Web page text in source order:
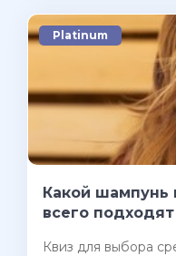
Platinum
Какой шампунь
всего
Квиз для выбора